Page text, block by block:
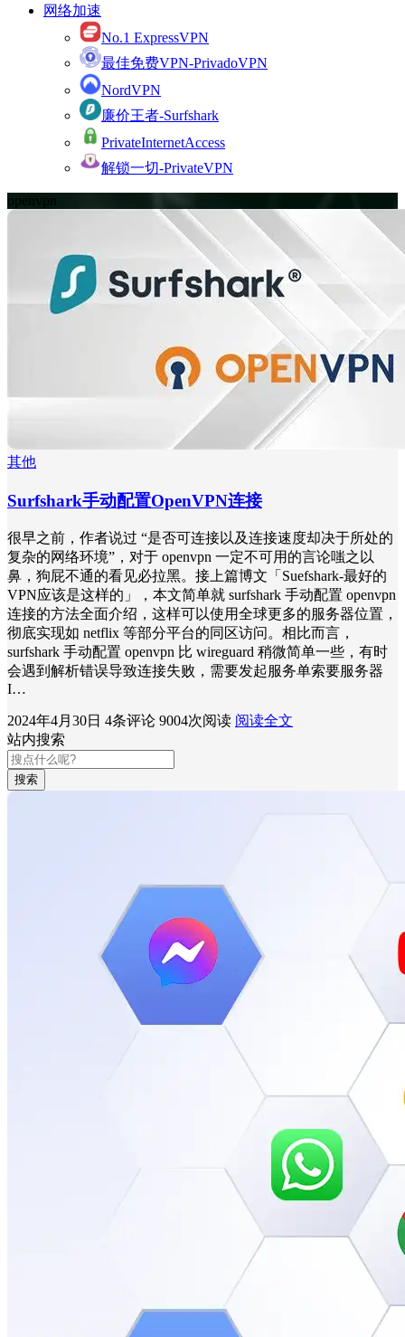
网络加速
No.1 ExpressVPN
最佳免费VPN-PrivadoVPN
NordVPN
廉价王者-Surfshark
PrivateInternetAccess
解锁一切-PrivateVPN
openvpn
其他
Surfshark手动配置OpenVPN连接
很早之前，作者说过 “是否可连接以及连接速度却决于所处的
复杂的网络环境”，对于 openvpn 一定不可用的言论嗤之以
鼻，狗屁不通的看见必拉黑。接上篇博文「Suefshark-最好的
VPN应该是这样的」，本文简单就 surfshark 手动配置 openvpn
连接的方法全面介绍，这样可以使用全球更多的服务器位置，
彻底实现如 netflix 等部分平台的同区访问。相比而言，
surfshark 手动配置 openvpn 比 wireguard 稍微简单一些，有时
会遇到解析错误导致连接失败，需要发起服务单索要服务器
I…
2024年4月30日 4条评论 9004次阅读 阅读全文
站内搜索
搜索